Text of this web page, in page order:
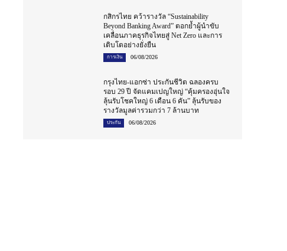
กสิกรไทย คว้ารางวัล “Sustainability
Beyond Banking Award” ตอกย้ำผู้นำขับ
เคลื่อนภาคธุรกิจไทยสู่ Net Zero และการ
เติบโตอย่างยั่งยืน
การเงิน 06/08/2026
กรุงไทย-แอกซ่า ประกันชีวิต ฉลองครบ
รอบ 29 ปี จัดแคมเปญใหญ่ “คุ้มครองอุ่นใจ
ลุ้นรับโชคใหญ่ 6 เดือน 6 คัน” ลุ้นรับของ
รางวัลมูลค่ารวมกว่า 7 ล้านบาท
ประกัน 06/08/2026